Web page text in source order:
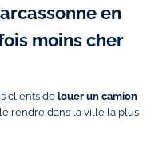
en
moins cher
clients de louer un camion
rendre dans la ville la plus